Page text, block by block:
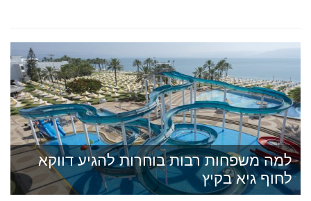
למה משפחות רבות בוחרות להגיע דווקא
לחוף גיא בקיץ